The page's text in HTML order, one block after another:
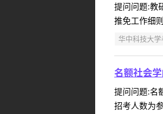
提问问题:教
推免工作细
华中科技大
名额社会
提问问题:名
招考人数为